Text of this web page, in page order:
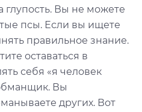
глупость. Вы не можете
псы. Если вы ищете
правильное знание.
оставаться в
себя «я человек
Вы
других. Вот